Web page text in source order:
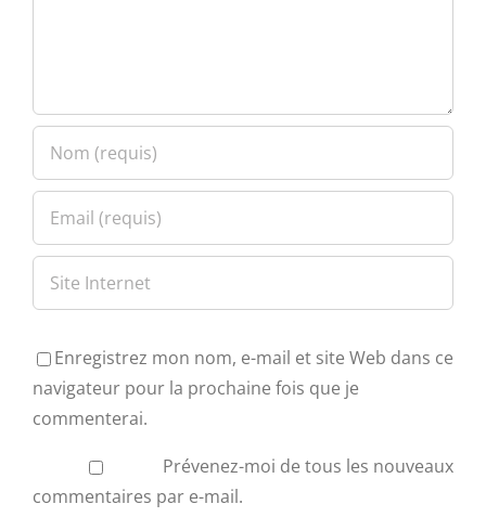
Enregistrez mon nom, e-mail et site Web dans ce
navigateur pour la prochaine fois que je
commenterai.
Prévenez-moi de tous les nouveaux
commentaires par e-mail.